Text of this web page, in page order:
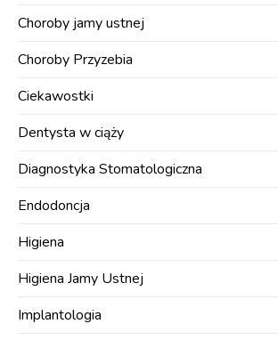
Choroby jamy ustnej
Choroby Przyzebia
Ciekawostki
Dentysta w ciąży
Diagnostyka Stomatologiczna
Endodoncja
Higiena
Higiena Jamy Ustnej
Implantologia